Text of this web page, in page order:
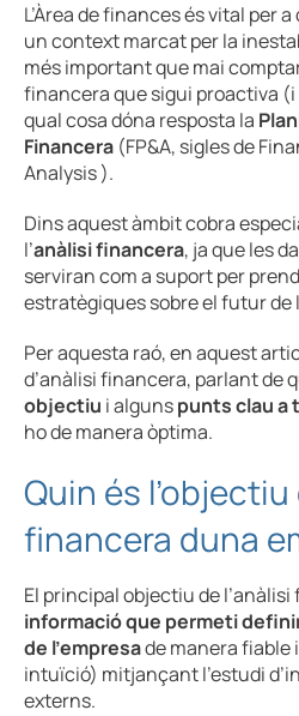
L’Àrea de finances és vital per
un context marcat per la
més important que mai
financera que sigui proactiva
qual cosa dóna resposta la
Financera (FP&A, sigles de
Analysis ).
Dins aquest àmbit cobra
l’anàlisi financera, ja que les
serviran com a suport per
estratègiques sobre el futur de
Per aquesta raó, en aquest
d’anàlisi financera, parlant de
objectiu i algunspunts clau a
ho de manera òptima.
Quin és
financera duna
El principal objectiu de
informació que permeti
de l’empresade manera fiable
intuïció) mitjançant l’estudi
externs.